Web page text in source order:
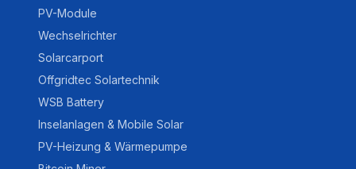
PV-Module
Wechselrichter
Solarcarport
Offgridtec Solartechnik
WSB Battery
Inselanlagen & Mobile Solar
PV-Heizung & Wärmepumpe